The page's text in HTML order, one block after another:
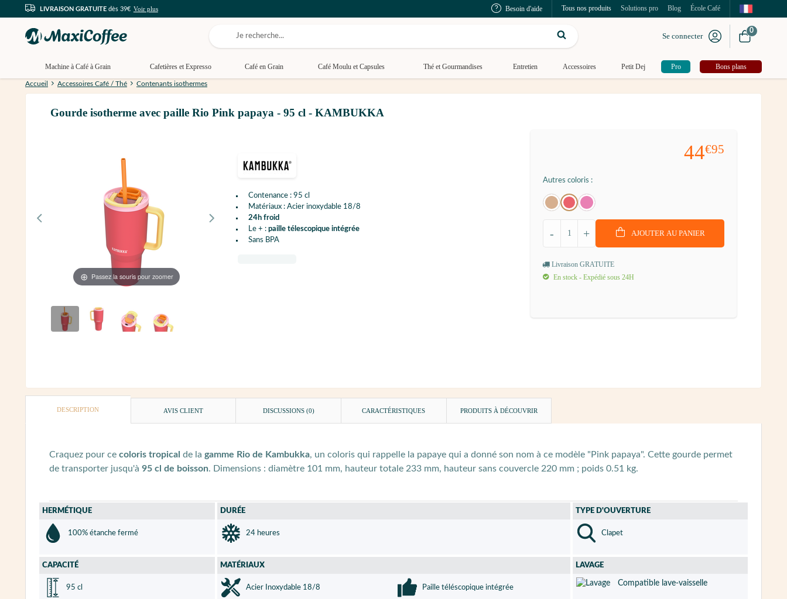
LIVRAISON GRATUITE dès 39€ Voir plus Besoin d'aide Tous nos produits Solutions pro Blog École Café
Se connecter
0
Machine à Café à Grain Cafetières et Expresso Café en Grain Café Moulu et Capsules Thé et Gourmandises Entretien Accessoires Petit Dej Pro Bons plans
Accueil Accessoires Café / Thé Contenants isothermes
Gourde isotherme avec paille Rio Pink papaya - 95 cl - KAMBUKKA
Passez la souris pour zoomer
Contenance : 95 cl
Matériaux : Acier inoxydable 18/8
24h froid
Le + : paille télescopique intégrée
Sans BPA
44€95
Autres coloris :
+
- AJOUTER AU PANIER
Livraison GRATUITE
En stock - Expédié sous 24H
DESCRIPTION AVIS CLIENT DISCUSSIONS (0) CARACTÉRISTIQUES PRODUITS À DÉCOUVRIR
Craquez pour ce coloris tropical de la gamme Rio de Kambukka, un coloris qui rappelle la papaye qui a donné son nom à ce modèle "Pink papaya". Cette gourde permet
de transporter jusqu'à 95 cl de boisson. Dimensions : diamètre 101 mm, hauteur totale 233 mm, hauteur sans couvercle 220 mm ; poids 0.51 kg.
HERMÉTIQUE
100% étanche fermé
DURÉE
24 heures
TYPE D'OUVERTURE
Clapet
CAPACITÉ
95 cl
MATÉRIAUX
Acier Inoxydable 18/8 Paille téléscopique intégrée
LAVAGE
Compatible lave-vaisselle